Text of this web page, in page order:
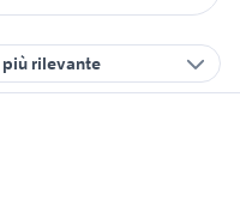
più rilevante